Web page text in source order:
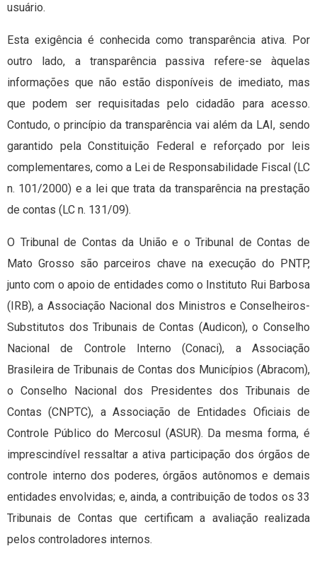
usuário.
Esta exigência é conhecida como transparência ativa. Por
outro lado, a transparência passiva refere-se àquelas
informações que não estão disponíveis de imediato, mas
que podem ser requisitadas pelo cidadão para acesso.
Contudo, o princípio da transparência vai além da LAI, sendo
garantido pela Constituição Federal e reforçado por leis
complementares, como a Lei de Responsabilidade Fiscal (LC
n. 101/2000) e a lei que trata da transparência na prestação
de contas (LC n. 131/09).
O Tribunal de Contas da União e o Tribunal de Contas de
Mato Grosso são parceiros chave na execução do PNTP,
junto com o apoio de entidades como o Instituto Rui Barbosa
(IRB), a Associação Nacional dos Ministros e Conselheiros-
Substitutos dos Tribunais de Contas (Audicon), o Conselho
Nacional de Controle Interno (Conaci), a Associação
Brasileira de Tribunais de Contas dos Municípios (Abracom),
o Conselho Nacional dos Presidentes dos Tribunais de
Contas (CNPTC), a Associação de Entidades Oficiais de
Controle Público do Mercosul (ASUR). Da mesma forma, é
imprescindível ressaltar a ativa participação dos órgãos de
controle interno dos poderes, órgãos autônomos e demais
entidades envolvidas; e, ainda, a contribuição de todos os 33
Tribunais de Contas que certificam a avaliação realizada
pelos controladores internos.